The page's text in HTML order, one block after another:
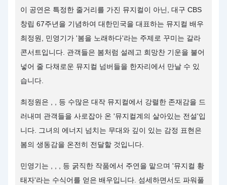
이 공연은 특정한 줄거리를 가진 뮤지컬이 아닌, 대구 CBS
창립 67주년을 기념하여 대한민국을 대표하는 뮤지컬 배우
최정원, 민영기가 '봄을 노래하다'라는 주제로 꾸미는 갈라
콘서트입니다. 관객들은 봄처럼 설레고 희망찬 기운을 불어
넣어 줄 다채로운 뮤지컬 넘버들을 한자리에서 만날 수 있
습니다.
최정원은 , , 등 수많은 대작 뮤지컬에서 강렬한 존재감을 드
러내며 관객들을 사로잡아 온 '뮤지컬계의 살아있는 전설'입
니다. 그녀의 에너지 넘치는 무대와 깊이 있는 감정 표현은
봄의 생동감을 온전히 전달할 것입니다.
민영기는 , , , 등 굵직한 작품에서 주연을 맡으며 '뮤지컬 황
태자'라는 수식어를 얻은 배우입니다. 섬세하면서도 파워풀